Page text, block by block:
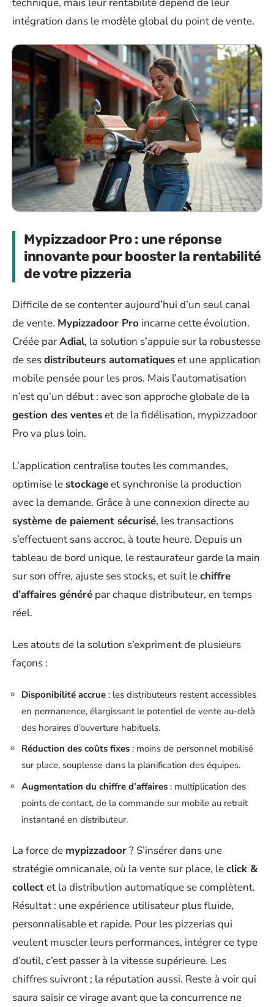
intégration dans le modèle global du point de vente.
Mypizzadoor Pro : une réponse
innovante pour booster la rentabilité
de votre pizzeria
Difficile de se contenter aujourd’hui d’un seul canal
de vente. Mypizzadoor Pro incarne cette évolution.
Créée parAdial, la solution s’appuie sur la robustesse
de sesdistributeurs automatiqueset une application
mobile pensée pour les pros. Mais l’automatisation
n’est qu’un début : avec son approche globale de la
gestion des venteset de la fidélisation, mypizzadoor
Pro va plus loin.
L’application centralise toutes les commandes,
optimise le stockageet synchronise la production
avec la demande. Grâce à une connexion directe au
système de paiement sécurisé, les transactions
s’effectuent sans accroc, à toute heure. Depuis un
tableau de bord unique, le restaurateur garde la main
sur son offre, ajuste ses stocks, et suit lechiffre
d’affaires généré par chaque distributeur, en temps
réel.
Les atouts de la solution s’expriment de plusieurs
façons :
Disponibilité accrue : les distributeurs restent accessibles
en permanence, élargissant le potentiel de vente au-delà
des horaires d’ouverture habituels.
Réduction des coûts fixes : moins de personnel mobilisé
sur place, souplesse dans la planification des équipes.
Augmentation du chiffre d’affaires : multiplication des
points de contact, de la commande sur mobile au retrait
instantané en distributeur.
La force de mypizzadoor? S’insérer dans une
stratégie omnicanale, où la vente sur place, leclick &
collectet la distribution automatique se complètent.
Résultat : une expérience utilisateur plus fluide,
personnalisable et rapide. Pour les pizzerias qui
veulent muscler leurs performances, intégrer ce type
d’outil, c’est passer à la vitesse supérieure. Les
chiffres suivront ; la réputation aussi. Reste à voir qui
saura saisir ce virage avant que la concurrence ne